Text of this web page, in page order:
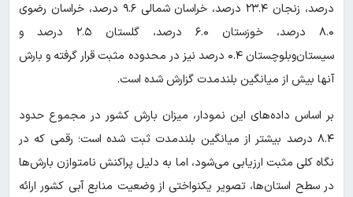
درصد، زنجان ۲۳.۴ درصد، خراسان شمالی ۹.۶ درصد، خراسان رضوی
۸.۰ درصد، خوزستان ۶.۰ درصد، گلستان ۲.۵ درصد و
سیستان‌وبلوچستان ۰.۴ درصد نیز در محدوده مثبت قرار گرفته و بارش
آنها بیش از میانگین بلندمدت گزارش شده است.
بر اساس داده‌های این نمودار، میزان بارش کشور در مجموع حدود
۸.۴ درصد بیشتر از میانگین بلندمدت ثبت شده است؛ رقمی که در
نگاه کلی مثبت ارزیابی می‌شود، اما به دلیل پراکنش نامتوازن بارش‌ها
در سطح استان‌ها، تصویر یکنواختی از وضعیت منابع آبی کشور ارائه